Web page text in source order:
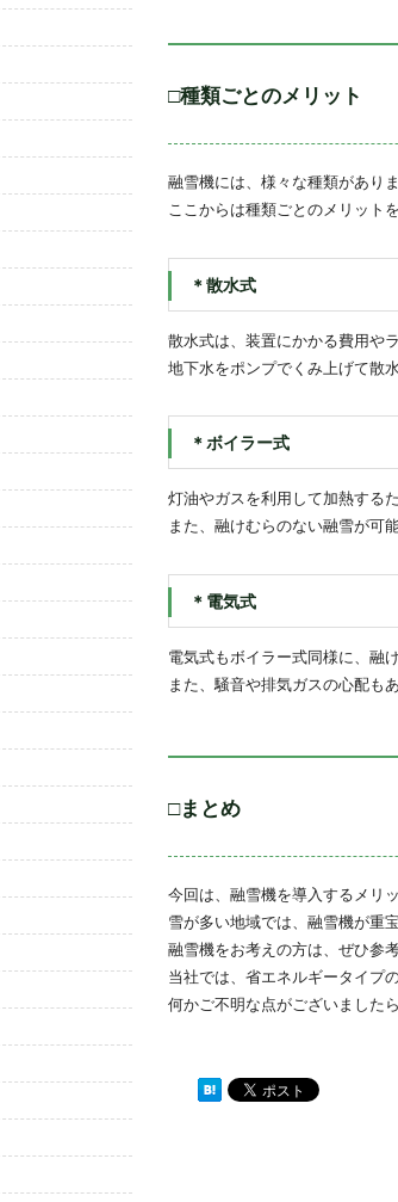
□種類ごとのメリット
融雪機には、様々な種類がありま
ここからは種類ごとのメリット
＊散水式
散水式は、装置にかかる費用や
地下水をポンプでくみ上げて散
＊ボイラー式
灯油やガスを利用して加熱する
また、融けむらのない融雪が可能
＊電気式
電気式もボイラー式同様に、融
また、騒音や排気ガスの心配も
□まとめ
今回は、融雪機を導入するメリ
雪が多い地域では、融雪機が重
融雪機をお考えの方は、ぜひ参
当社では、省エネルギータイプ
何かご不明な点がございました